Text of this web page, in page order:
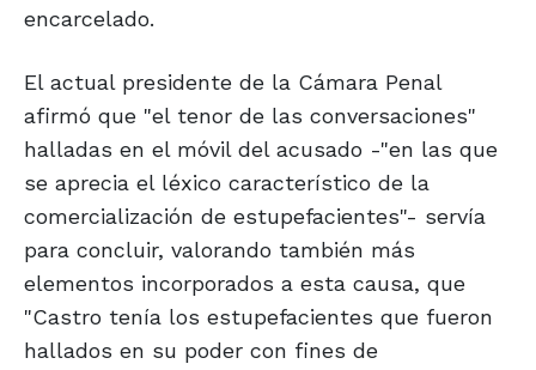
encarcelado.
El actual presidente de la Cámara Penal
afirmó que "el tenor de las conversaciones"
halladas en el móvil del acusado -"en las que
se aprecia el léxico característico de la
comercialización de estupefacientes"- servía
para concluir, valorando también más
elementos incorporados a esta causa, que
"Castro tenía los estupefacientes que fueron
hallados en su poder con fines de